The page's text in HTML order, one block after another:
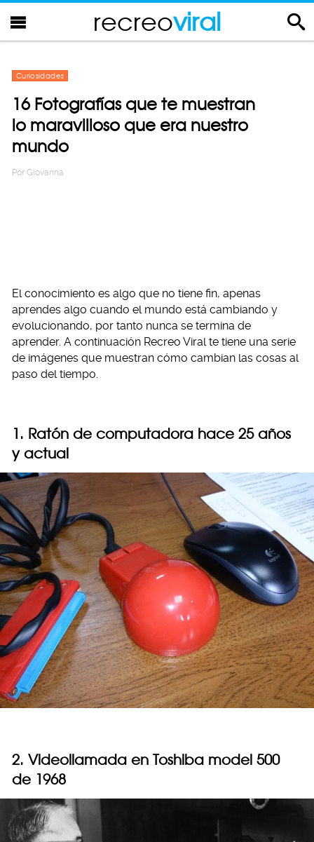
recreoviral
Curiosidades
16 Fotografías que te muestran
lo maravilloso que era nuestro
mundo
Por Giovanna
El conocimiento es algo que no tiene fin, apenas
aprendes algo cuando el mundo está cambiando y
evolucionando, por tanto nunca se termina de
aprender. A continuación Recreo Viral te tiene una serie
de imágenes que muestran cómo cambian las cosas al
paso del tiempo.
1. Ratón de computadora hace 25 años
y actual
2. Videollamada en Toshiba model 500
de 1968